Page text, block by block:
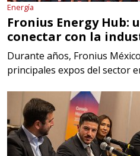
Energía
Fronius Energy Hub:
conectar con la
Durante años, Fronius
principales expos del sector